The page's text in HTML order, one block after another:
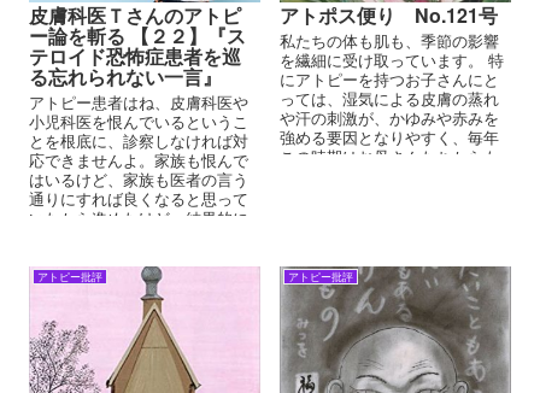
皮膚科医Ｔさんのアトピ
ー論を斬る 【２２】『ス
テロイド恐怖症患者を巡
る忘れられない一言』
アトピー患者はね、皮膚科医や
小児科医を恨んでいるというこ
とを根底に、診察しなければ対
応できませんよ。家族も恨んで
はいるけど、家族も医者の言う
通りにすれば良くなると思って
いたから進めたけど、結果的に
れ、この原因はアトピーだと思
っている方が少なくはないので
アトポス便り No.121号
私たちの体も肌も、季節の影響
を繊細に受け取っています。 特
にアトピーを持つお子さんにと
っては、湿気による皮膚の蒸れ
や汗の刺激が、かゆみや赤みを
強める要因となりやすく、毎年
この時期はお母さんたちからも
アトピー批評 アトピー批評